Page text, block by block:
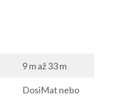
9 m až 33 m
DosiMat nebo